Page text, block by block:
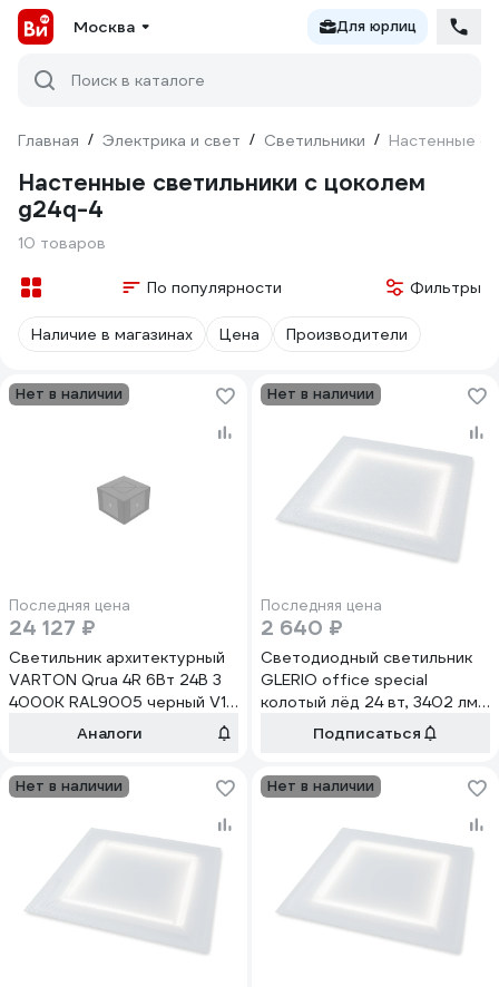
Москва Для юрлиц
Поиск в каталоге
Главная / Электрика и свет / Светильники / Настенные
Настенные светильники с цоколем
g24q-4
10 товаров
По популярности Фильтры
Наличие в магазинах Цена Производители
Нет в наличии
Последняя цена
24 127 ₽
Светильник архитектурный
VARTON Qrua 4R 6Вт 24В 3
4000K RAL9005 черный V1-
G1-91534-23N60-6500640
Аналоги
Нет в наличии
Последняя цена
2 640 ₽
Светодиодный светильник
GLERIO office special
колотый лёд 24 вт, 3402 лм,
ip65, 4000k, грильято 82p-
24d-4g-k GL81439
Подписаться
Нет в наличии Нет в наличии